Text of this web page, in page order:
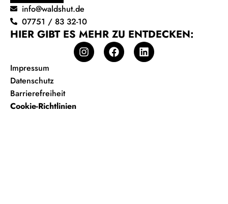
info@waldshut.de
07751 / 83 32-10
HIER GIBT ES MEHR ZU ENTDECKEN:
Impressum
Datenschutz
Barrierefreiheit
Cookie-Richtlinien